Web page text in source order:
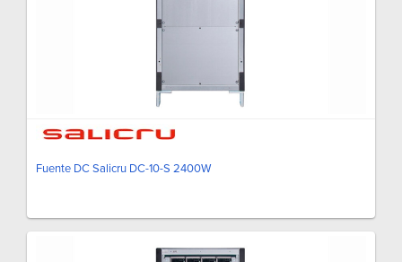
Fuente DC Salicru DC-10-S 2400W